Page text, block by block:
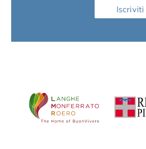
Iscriviti